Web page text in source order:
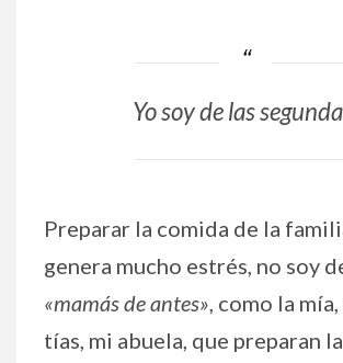
Yo soy de las
Preparar la comida de la
genera mucho estrés, no soy
«mamás de antes», como la
tías, mi abuela, que preparan